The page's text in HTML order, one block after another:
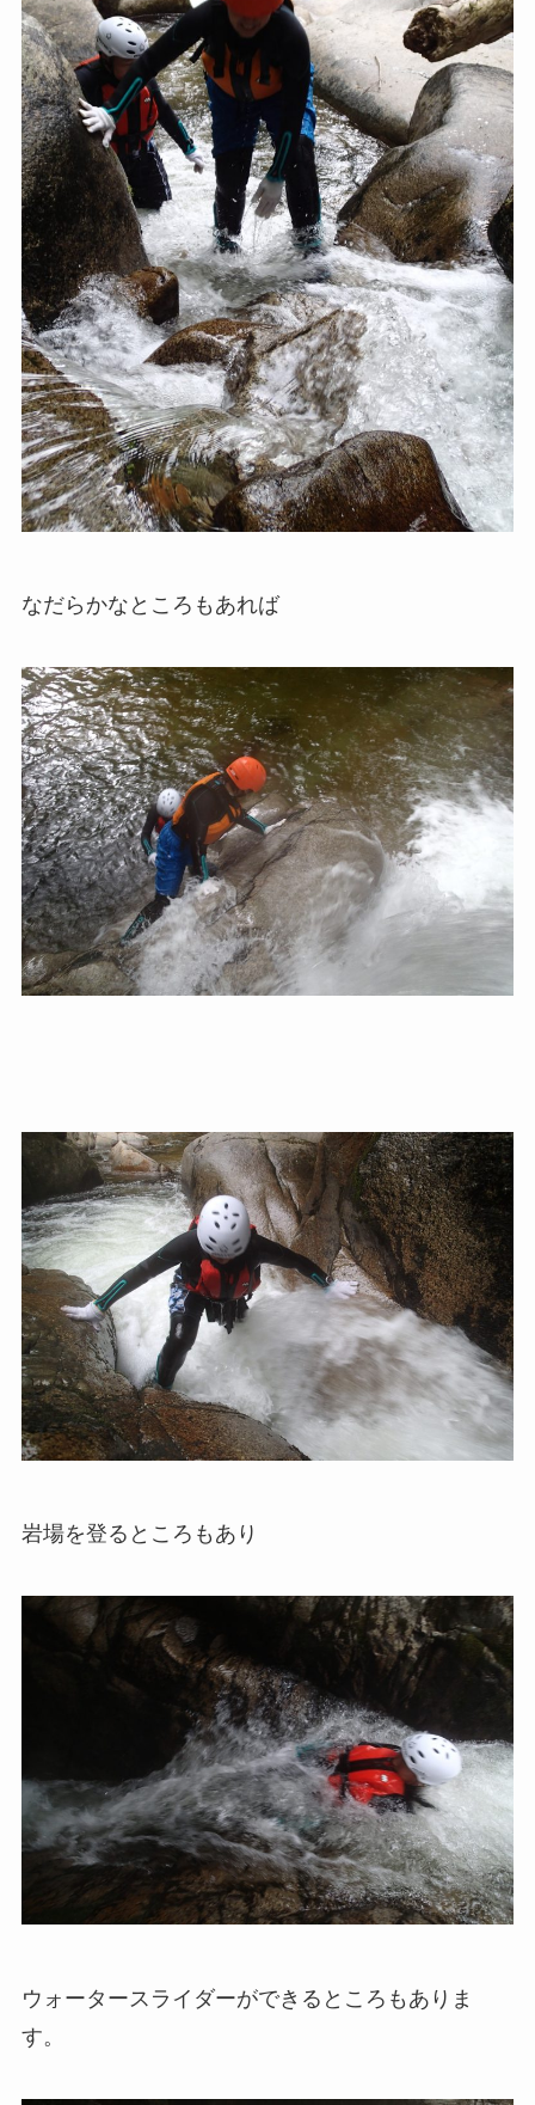
なだらかなところもあれば
岩場を登るところもあり
ウォータースライダーができるところもありま
す。